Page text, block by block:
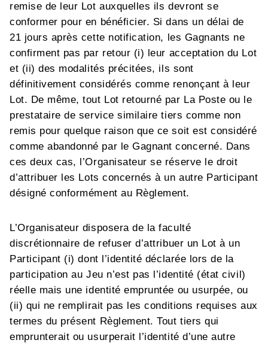
remise de leur Lot auxquelles ils devront se
conformer pour en bénéficier. Si dans un délai de
21 jours après cette notification, les Gagnants ne
confirment pas par retour (i) leur acceptation du Lot
et (ii) des modalités précitées, ils sont
définitivement considérés comme renonçant à leur
Lot. De même, tout Lot retourné par La Poste ou le
prestataire de service similaire tiers comme non
remis pour quelque raison que ce soit est considéré
comme abandonné par le Gagnant concerné. Dans
ces deux cas, l’Organisateur se réserve le droit
d’attribuer les Lots concernés à un autre Participant
désigné conformément au Règlement.
L’Organisateur disposera de la faculté
discrétionnaire de refuser d’attribuer un Lot à un
Participant (i) dont l’identité déclarée lors de la
participation au Jeu n’est pas l’identité (état civil)
réelle mais une identité empruntée ou usurpée, ou
(ii) qui ne remplirait pas les conditions requises aux
termes du présent Règlement. Tout tiers qui
emprunterait ou usurperait l’identité d’une autre